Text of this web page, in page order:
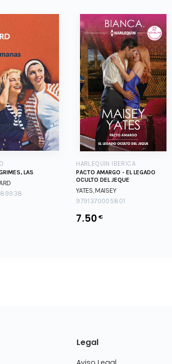
LAS
HARLEQUIN IBERICA
PACTO AMARGO - EL LEGADO
OCULTO DEL JEQUE
YATES, MAISEY
9791370005801
7.50 €
Legal